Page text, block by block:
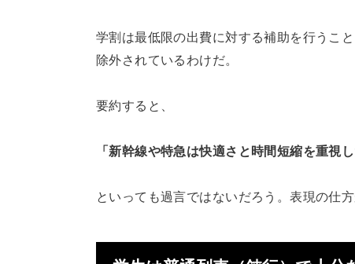
学割は最低限の出費に対する補助を行うこ
除外されているわけだ。
要約すると、
「新幹線や特急は快適さと時間短縮を重視
といっても過言ではないだろう。表現の仕